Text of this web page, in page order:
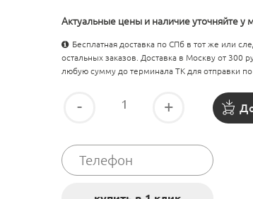
Актуальные цены и наличие уточняйте у
Бесплатная доставка по СПб в тот же или
остальных заказов. Доставка в Москву от 300
любую сумму до терминала ТК для отправки по
- +